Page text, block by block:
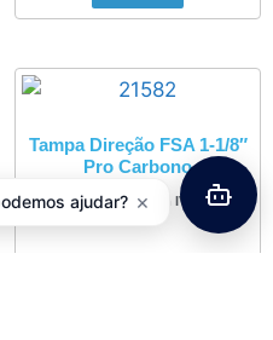
Tampa Direção FSA 1-1/8″
Pro Carbono
27,06 € com IVA
ajudar? ×